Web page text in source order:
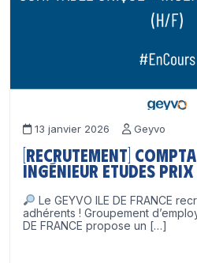
13 janvier 2026 Geyvo
[Recrutement]
Ingénieur Etudes Prix
Le GEYVO ILE DE FRANCE
adhérents ! Groupement
DE FRANCE propose un […]